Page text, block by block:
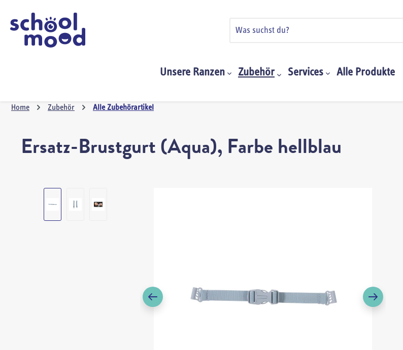
Zur Hauptnavigation springen
Unsere Ranzen Zubehör Services Alle Produkte
Home Zubehör Alle Zubehörartikel
Ersatz-Brustgurt (Aqua), Farbe hellblau